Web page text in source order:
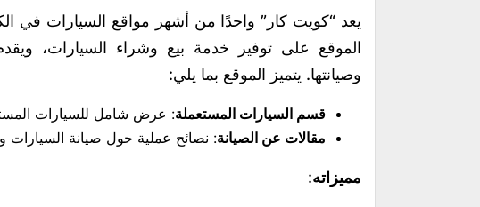
يعد “كويت كار” واحدًا من أشهر مواقع السيارات في
الموقع على توفير خدمة بيع وشراء السيارات،
وصيانتها. يتميز الموقع بما يلي:
قسم السيارات المستعملة: عرض شامل للسيارات
مقالات عن الصيانة: نصائح عملية حول صيانة السيارات
مميزاته: